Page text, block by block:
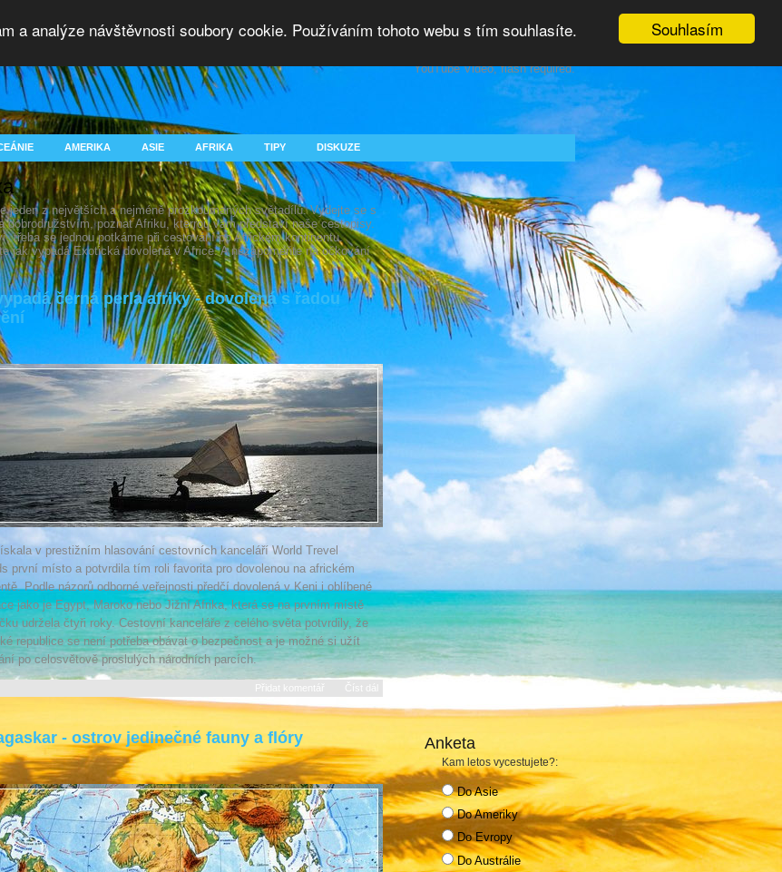
Souhlasím
a analýze návštěvnosti soubory cookie. Používáním tohoto webu s tím souhlasíte.
YouTube Video, flash required.
AMERIKA ASIE AFRIKA TIPY DISKUZE
Anketa
Kam letos vycestujete?:
Do Asie
Do Ameriky
Do Evropy
Do Austrálie
jeden z největších a nejméně prozkoumaných světadílů. Vydejte se s
dobrodružstvím, poznat Afriku, kterrou vám představí naše cestopisy.
třeba se jednou potkáme při cestování po Africkém kontinentu.
jak vypadá Exotická dovolená v Africe. A nezapomeňte na očkování
černá perla afriky - dovolená s řadou
v prestižním hlasování cestovních kanceláří World Trevel
první místo a potvrdila tím roli favorita pro dovolenou na africkém
Podle názorů odborné veřejnosti předčí dovolená v Keni i oblíbené
jako je Egypt, Maroko nebo Jižní Afrika, která se na prvním místě
udržela čtyři roky. Cestovní kanceláře z celého světa potvrdily, že
republice se není potřeba obávat o bezpečnost a je možné si užít
po celosvětově proslulých národních parcích.
Přidat komentář Číst dál
- ostrov jedinečné fauny a flóry